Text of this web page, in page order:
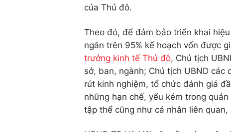
của Thủ đô.
Theo đó, để đảm bảo triển khai
ngân trên 95% kế hoạch vốn được
trưởng kinh tế Thủ đô, Chủ tịch
sở, ban, ngành; Chủ tịch UBND
rút kinh nghiệm, tổ chức đánh giá
những hạn chế, yếu kém trong
tập thể cũng như cá nhân liên